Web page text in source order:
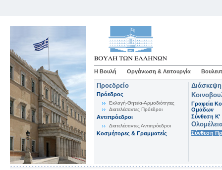
Η Βουλή Οργάνωση & Λειτουργία
Προεδρείο
Πρόεδρος
Εκλογή-Θητεία-Αρμοδιότητες
Διατελέσαντες Πρόεδροι
Αντιπρόεδροι
Διατελέσαντες Αντιπρόεδροι
Κοσμήτορες & Γραμματείς
Γραφεία
Ομάδων
Σύνθεση K'
Σύνθεση